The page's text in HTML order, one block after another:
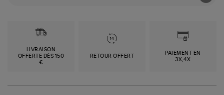
LIVRAISON
OFFERTE DÈS 150
€
RETOUR OFFERT
PAIEMENT EN
3X,4X